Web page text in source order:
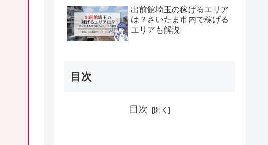
出前館埼玉の稼げるエリア
は？さいたま市内で稼げる
エリアも解説
目次
目次